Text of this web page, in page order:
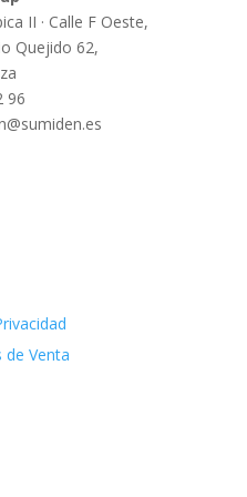
II · Calle F Oeste,
Quejido 62,
96
de Venta